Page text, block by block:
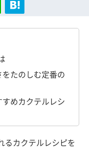
をたのしむ定番の
すめカクテルレシ
るカクテルレシピを